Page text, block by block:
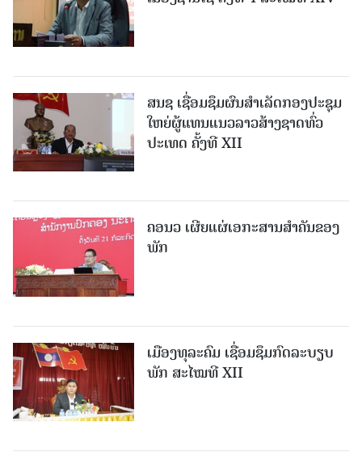
ສນຊ ເຊື່ອມຊຶມຜົນສໍາເລັດກອງປະຊຸມ
ໃຫຍ່ຜູ້ແທນແນວລາວສ້າງຊາດທົ່ວ
ປະເທດ ຄັ້ງທີ XII
ຄອນວ ເຜີຍແຜ່ເອກະສານສໍາຄັນຂອງ
ພັກ
ເມືອງທຸລະຄົມ ເຊື່ອມຊຶມກົດລະບຽບ
ພັກ ສະໄໝທີ XII